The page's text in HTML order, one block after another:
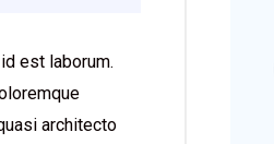
est laborum.
architecto